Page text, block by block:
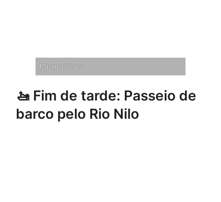
Museu do Cairo
🚤 Fim de tarde: Passeio de
barco pelo Rio Nilo